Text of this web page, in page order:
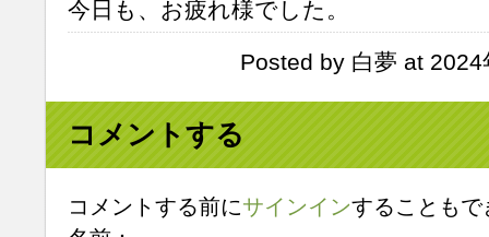
今日も、お疲れ様でした。
Posted by 白夢 at
コメントする
コメントする前にサインインすることもで